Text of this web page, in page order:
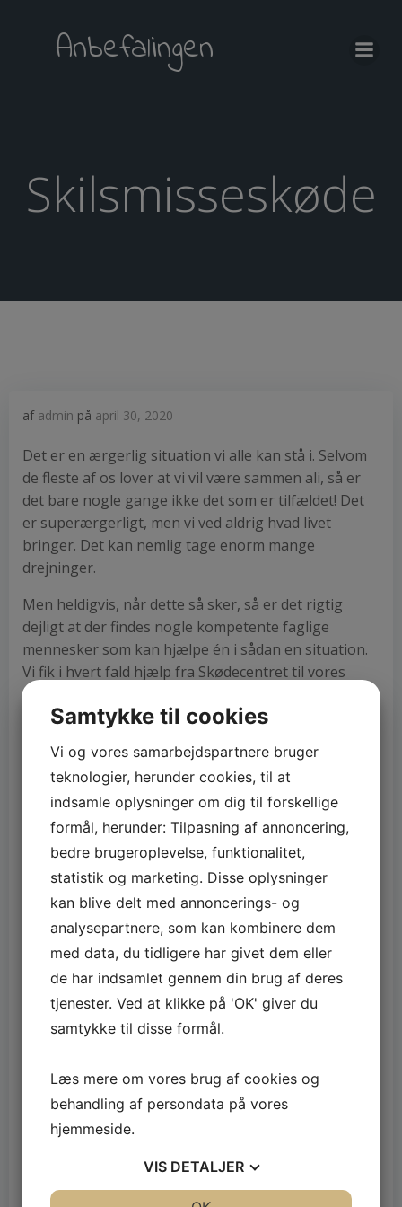
indhold
Anbefalingen
Skilsmisseskøde
af admin på april 30, 2020
Det er en ærgerlig situation vi alle kan stå i. Selvom
de fleste af os lover at vi vil være sammen ali, så er
det bare nogle gange ikke det som er tilfældet! Det
er superærgerligt, men vi ved aldrig hvad livet
bringer. Det kan nemlig tage enorm mange
drejninger.
Men heldigvis, når dette så sker, så er det rigtig
dejligt at der findes nogle kompetente faglige
mennesker som kan hjælpe én i sådan en situation.
Vi fik i hvert fald hjælp fra Skødecentret til vores
skilsmisseskøde
fanget af deres mange års erfaring og antal sager
os på rette vej.
Vi gennemgik vores sag med advokaten og han
stillede os alle nødvendige spørgsmål. Efterfølgende
havde vi kun et enkelt opkald med ham, og ellers var
hele processen simpelthen så dejlig.
Vi har, både min eks og jeg, følt os trygge hele vejen
igennem, og det har bare været så rart at man ikke
har modtaget alverdens opkald, spørgsmål osv. så
man hele tiden skulle tænke på det. Vi kan helt klart
anbefale skødecentret hvis du og din partner står i
den samme situation, og har brug for
skilsmisseskøde.
Indlægsnavigation
Forrige indlæg
Ingen svar
Samtykke til cookies
Vi og vores samarbejdspartnere bruger
teknologier, herunder cookies, til at
indsamle oplysninger om dig til forskellige
formål, herunder: Tilpasning af annoncering,
bedre brugeroplevelse, funktionalitet,
statistik og marketing. Disse oplysninger
kan blive delt med annoncerings- og
analysepartnere, som kan kombinere dem
med data, du tidligere har givet dem eller
de har indsamlet gennem din brug af deres
tjenester. Ved at klikke på 'OK' giver du
samtykke til disse formål.
Læs mere om vores brug af cookies og
behandling af persondata på vores
hjemmeside.
VIS DETALJER